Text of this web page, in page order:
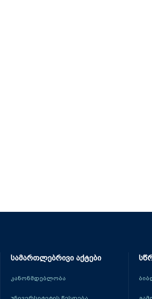
სამართლებრივი აქტები
კანონმდებლობა